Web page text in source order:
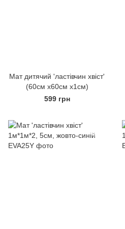
Мат дитячий 'ластівчин хвіст'
(60см х60см х1см)
599 грн